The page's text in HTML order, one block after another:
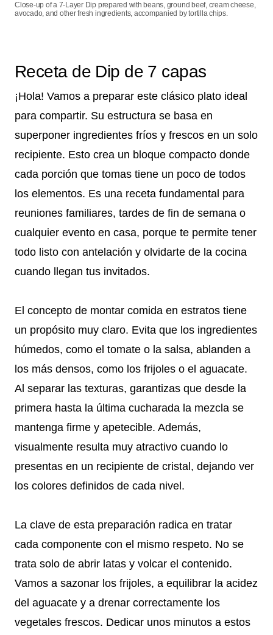
Close-up of a 7-Layer Dip prepared with beans, ground beef, cream cheese,
avocado, and other fresh ingredients, accompanied by tortilla chips.
Receta de Dip de 7 capas
¡Hola! Vamos a preparar este clásico plato ideal
para compartir. Su estructura se basa en
superponer ingredientes fríos y frescos en un solo
recipiente. Esto crea un bloque compacto donde
cada porción que tomas tiene un poco de todos
los elementos. Es una receta fundamental para
reuniones familiares, tardes de fin de semana o
cualquier evento en casa, porque te permite tener
todo listo con antelación y olvidarte de la cocina
cuando llegan tus invitados.
El concepto de montar comida en estratos tiene
un propósito muy claro. Evita que los ingredientes
húmedos, como el tomate o la salsa, ablanden a
los más densos, como los frijoles o el aguacate.
Al separar las texturas, garantizas que desde la
primera hasta la última cucharada la mezcla se
mantenga firme y apetecible. Además,
visualmente resulta muy atractivo cuando lo
presentas en un recipiente de cristal, dejando ver
los colores definidos de cada nivel.
La clave de esta preparación radica en tratar
cada componente con el mismo respeto. No se
trata solo de abrir latas y volcar el contenido.
Vamos a sazonar los frijoles, a equilibrar la acidez
del aguacate y a drenar correctamente los
vegetales frescos. Dedicar unos minutos a estos